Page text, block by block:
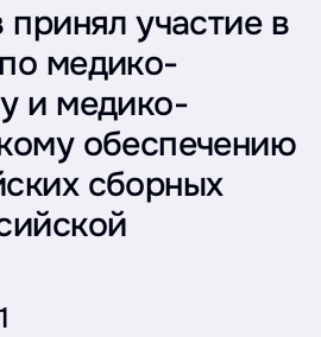
участие в
медико-
и медико-
обеспечению
сборных